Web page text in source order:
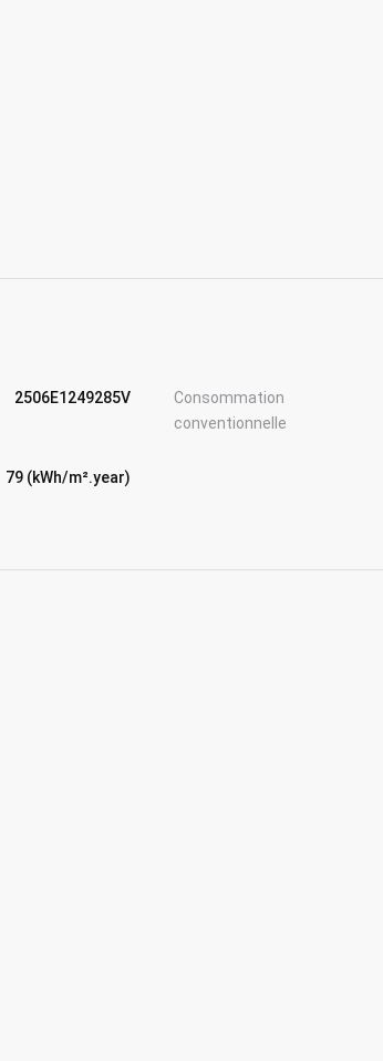
2506E1249285V
Consommation
conventionnelle
79 (kWh/m².year)